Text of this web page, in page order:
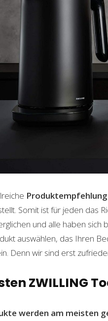
Somit ist für jeden das
und alle haben sich
auswählen, das Ihren
Denn wir sind erst
ZWILLING
werden am meisten